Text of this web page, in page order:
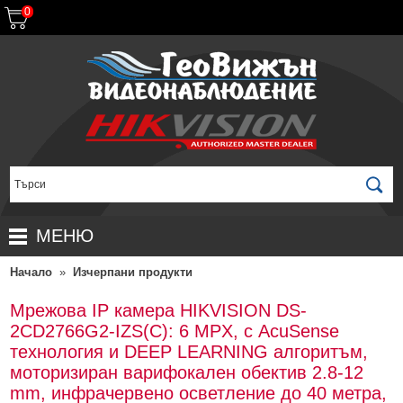
0
МЕНЮ
НАЧАЛО
ПРОДУКТИ
ПРОМОЦИИ
НОВИ ПРОДУКТИ
КОМПЛЕКТИ ЗА ВИДЕОНАБЛЮДЕНИЕ
ЗА ДИСТРИБУТОРИ
ГАРАНЦИОННИ УСЛОВИЯ
ДОСТАВКИ
Начало » Изчерпани продукти
Мрежова IP камера HIKVISION DS-
2CD2766G2-IZS(C): 6 MPX, с AcuSense
технология и DEEP LEARNING алгоритъм,
моторизиран варифокален обектив 2.8-12
mm, инфрачервено осветление до 40 метра,